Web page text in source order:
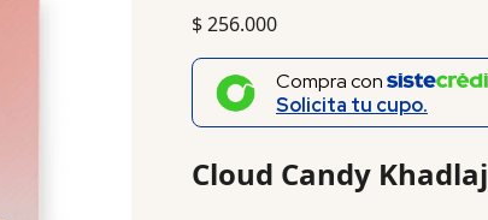
$256.000
Compra con
Solicita tu cupo.
Cloud Candy Khadlaj